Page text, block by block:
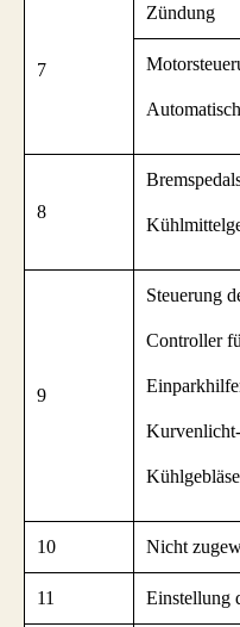
7
Zündung
8
9
Steuerung
Controller
10 Nicht
11 Einstellung